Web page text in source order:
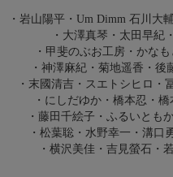
・ 岩山陽平・ Um Dimm 石川大
・ 大澤真琴 ・ 太田早紀 ・
・ 甲斐のぶお工房 ・ かなも
・ 神澤麻紀・ 菊地遥香 ・ 後
・ 末國清吉 ・ スエトシヒロ ・
・ にしだゆか ・ 橋本忍 ・ 橋
・ 藤田千絵子 ・ ふるいとも
・ 松葉聡 ・ 水野幸一 ・ 溝口
・ 横沢美佳 ・ 吉見螢石・